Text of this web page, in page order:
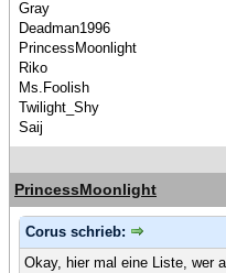
Gray
Deadman1996
PrincessMoonlight
Riko
Ms.Foolish
Twilight_Shy
Saij
PrincessMoonlight
Corus schrieb:
Okay, hier mal eine Liste, wer